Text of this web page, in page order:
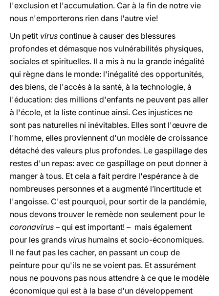
l'exclusion et l'accumulation. Car à la fin de notre vie
nous n'emporterons rien dans l'autre vie!
Un petit virus continue à causer des blessures
profondes et démasque nos vulnérabilités physiques,
sociales et spirituelles. Il a mis à nu la grande inégalité
qui règne dans le monde: l'inégalité des opportunités,
des biens, de l'accès à la santé, à la technologie, à
l'éducation: des millions d'enfants ne peuvent pas aller
à l'école, et la liste continue ainsi. Ces injustices ne
sont pas naturelles ni inévitables. Elles sont l'œuvre de
l'homme, elles proviennent d'un modèle de croissance
détaché des valeurs plus profondes. Le gaspillage des
restes d'un repas: avec ce gaspillage on peut donner à
manger à tous. Et cela a fait perdre l'espérance à de
nombreuses personnes et a augmenté l’incertitude et
l'angoisse. C'est pourquoi, pour sortir de la pandémie,
nous devons trouver le remède non seulement pour le
coronavirus – qui est important! – mais également
pour les grands virus humains et socio-économiques.
Il ne faut pas les cacher, en passant un coup de
peinture pour qu'ils ne se voient pas. Et assurément
nous ne pouvons pas nous attendre à ce que le modèle
économique qui est à la base d'un développement